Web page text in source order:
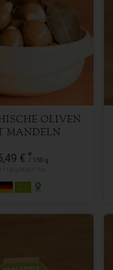
OLIVEN
MANDELN
€ *
/ 150 g
150 g